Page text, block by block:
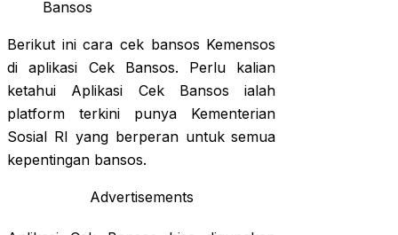
Berikut ini cara cek bansos Kemensos
di aplikasi Cek Bansos. Perlu kalian
ketahui Aplikasi Cek Bansos ialah
platform terkini punya Kementerian
Sosial RI yang berperan untuk semua
kepentingan bansos.
Advertisements